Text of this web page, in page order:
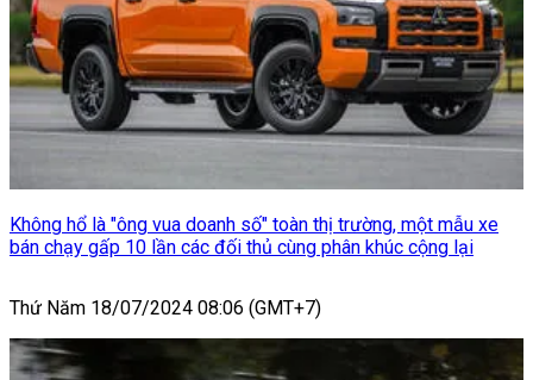
Không hổ là "ông vua doanh số" toàn thị trường, một mẫu xe
bán chạy gấp 10 lần các đối thủ cùng phân khúc cộng lại
Thứ Năm 18/07/2024 08:06 (GMT+7)